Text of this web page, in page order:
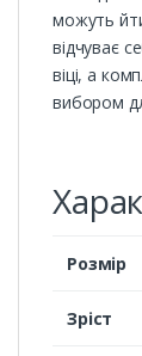
можуть
відчуває
віці, а
вибором
Розмір
Зріст